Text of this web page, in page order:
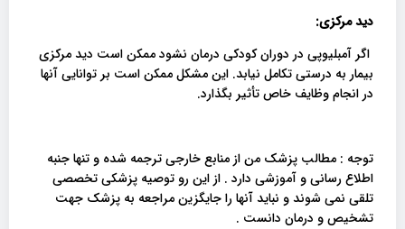
دید مرکزی:
اگر آمبلیوپی در دوران کودکی درمان نشود ممکن است دید مرکزی
بیمار به درستی تکامل نیابد. این مشکل ممکن است بر توانایی آنها
در انجام وظایف خاص تأثیر بگذارد.
توجه : مطالب پزشک من از منابع خارجی ترجمه شده و تنها جنبه
اطلاع رسانی و آموزشی دارد . از این رو توصیه پزشکی تخصصی
تلقی نمی شوند و نباید آنها را جایگزین مراجعه به پزشک جهت
تشخیص و درمان دانست .